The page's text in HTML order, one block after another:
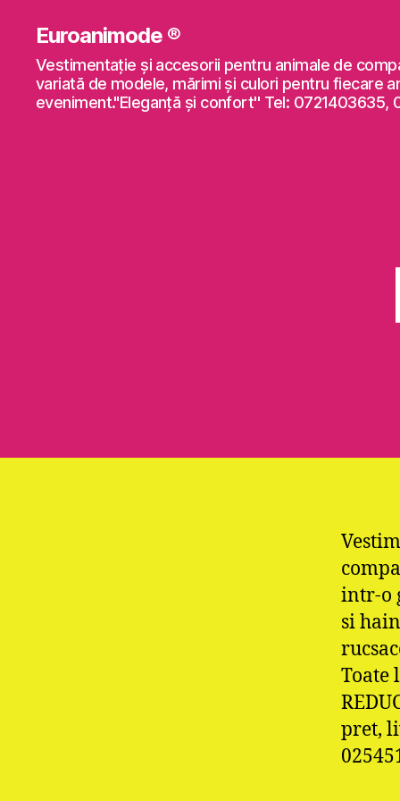
Euroanimode ®
Vestimentaţie şi accesorii pentru animale de
variată de modele, mărimi şi culori pentru fiecare
eveniment."Eleganță și confort'' Tel: 0721403635,
intr-o
si
Toate
pret,